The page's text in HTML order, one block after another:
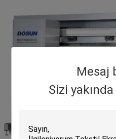
Mesaj
Sizi